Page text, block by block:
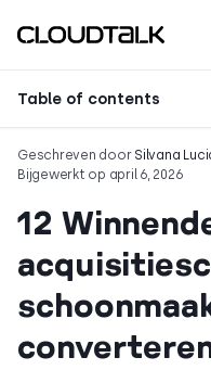
Table of contents
Geschreven door Silvana
Bijgewerkt op april 6, 2026
12